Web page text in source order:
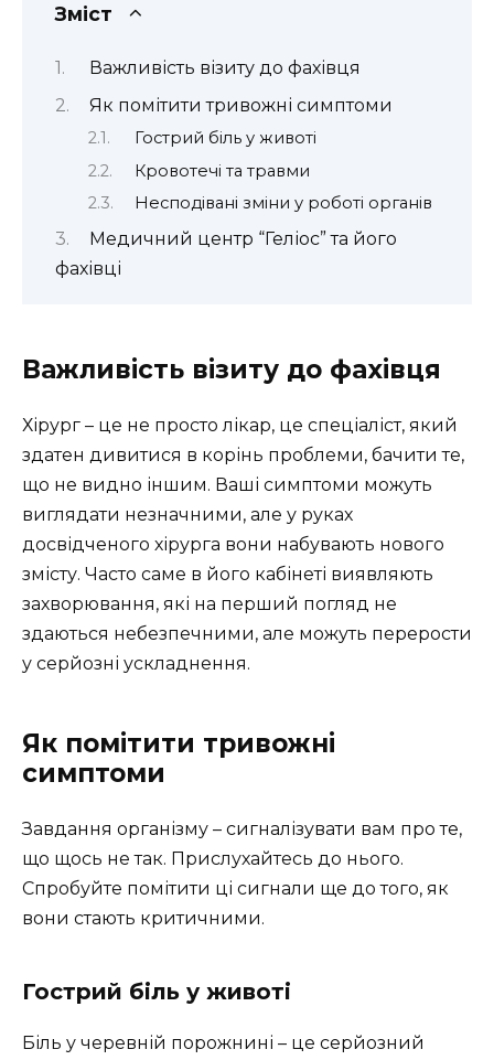
Зміст
Важливість візиту до фахівця
Як помітити тривожні симптоми
Гострий біль у животі
Кровотечі та травми
Несподівані зміни у роботі органів
Медичний центр “Геліос” та його
фахівці
Важливість візиту до фахівця
Хірург – це не просто лікар, це спеціаліст, який
здатен дивитися в корінь проблеми, бачити те,
що не видно іншим. Ваші симптоми можуть
виглядати незначними, але у руках
досвідченого хірурга вони набувають нового
змісту. Часто саме в його кабінеті виявляють
захворювання, які на перший погляд не
здаються небезпечними, але можуть перерости
у серйозні ускладнення.
Як помітити тривожні
симптоми
Завдання організму – сигналізувати вам про те,
що щось не так. Прислухайтесь до нього.
Спробуйте помітити ці сигнали ще до того, як
вони стають критичними.
Гострий біль у животі
Біль у черевній порожнині – це серйозний